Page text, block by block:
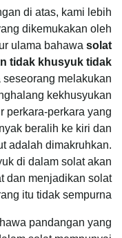
di atas, kami lebih
dikemukakan oleh
ulama bahawa solat
tidak khusyuk tidak
melakukan
kekhusyukan
perkara-perkara yang
beralih ke kiri dan
adalah dimakruhkan.
di dalam solat akan
dan menjadikan solat
itu tidak sempurna.
pandangan yang